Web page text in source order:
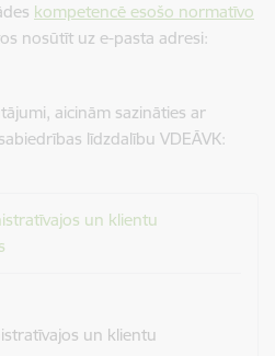
kompetencē esošo normatīvo
nosūtīt uz e-pasta adresi:
aicinām sazināties ar
līdzdalību VDEĀVK:
un klientu
un klientu